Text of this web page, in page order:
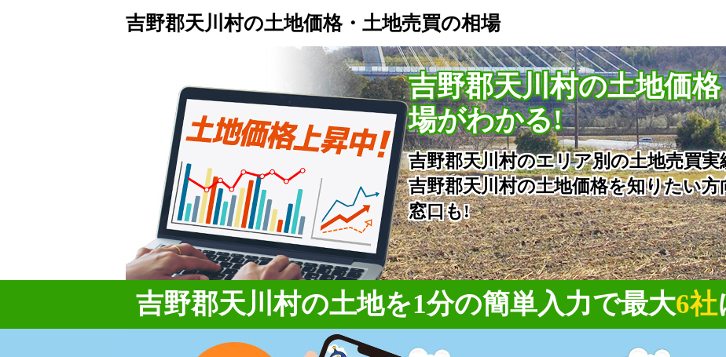
吉野郡天川村の土地価格・土地売買の相場
吉野郡天川村の土地価
場がわかる!
吉野郡天川村のエリア別の土地売買実
吉野郡天川村の土地価格を知りたい方
窓口も!
吉野郡天川村の土地を1分の簡単入力で最大6社